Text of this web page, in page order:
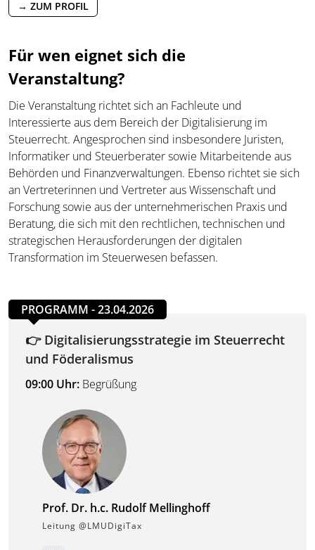
→ ZUM PROFIL
Für wen eignet sich die
Veranstaltung?
Die Veranstaltung richtet sich an Fachleute und
Interessierte aus dem Bereich der Digitalisierung im
Steuerrecht. Angesprochen sind insbesondere Juristen,
Informatiker und Steuerberater sowie Mitarbeitende aus
Behörden und Finanzverwaltungen. Ebenso richtet sie sich
an Vertreterinnen und Vertreter aus Wissenschaft und
Forschung sowie aus der unternehmerischen Praxis und
Beratung, die sich mit den rechtlichen, technischen und
strategischen Herausforderungen der digitalen
Transformation im Steuerwesen befassen.
PROGRAMM - 23.04.2026
👉 Digitalisierungsstrategie im Steuerrecht
und Föderalismus
09:00 Uhr: Begrüßung
Prof. Dr. h.c. Rudolf Mellinghoff
Leitung @LMUDigiTax